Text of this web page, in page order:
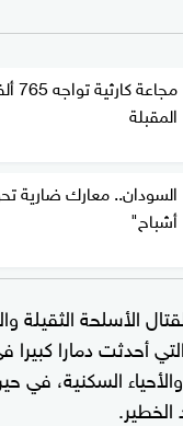
المقبلة
السودان.. معارك ضارية
أشباح"
الأسلحة الثقيلة
أحدثت دمارا
السكنية، في